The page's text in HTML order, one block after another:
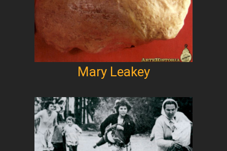
Mary Leakey